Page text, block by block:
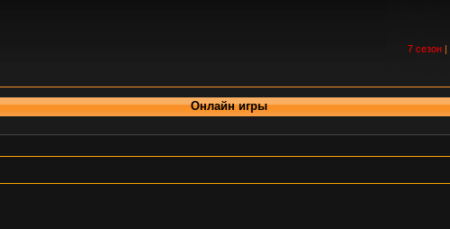
7 сезон |
Онлайн игры